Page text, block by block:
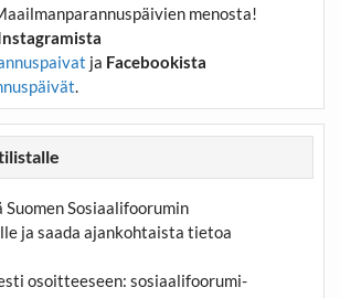
menosta!
ja Facebookista
.
Sosiaalifoorumin
ja saada ajankohtaista tietoa
osoitteeseen: sosiaalifoorumi-